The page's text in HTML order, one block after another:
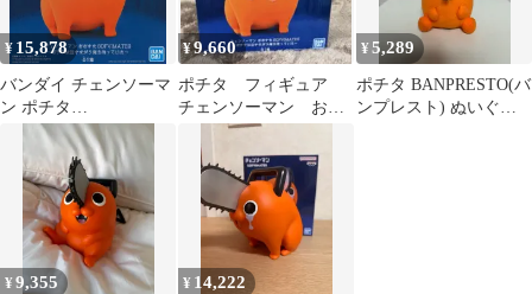
¥ 15,878
バンダイ チェンソーマ
ン ポチタ
SOFVIMATES フィギュ
ア 新品
¥9,660
ポチタ フィギュア
チェンソーマン おお
きなSOFVIMATES
¥5,289
ポチタ BANPRESTO(バ
ンプレスト) ぬいぐる
¥9,355 ¥ 14,222